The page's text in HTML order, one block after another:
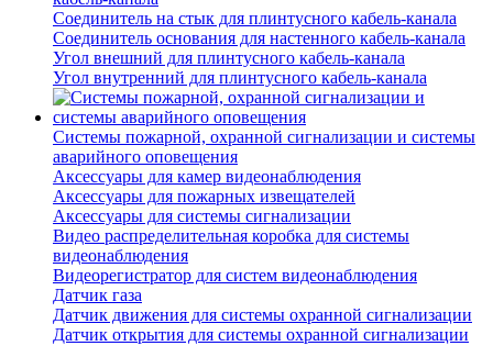
Соединитель на стык для плинтусного кабель-канала
Соединитель основания для настенного кабель-канала
Угол внешний для плинтусного кабель-канала
Угол внутренний для плинтусного кабель-канала
Системы пожарной, охранной сигнализации и системы
аварийного оповещения
Аксессуары для камер видеонаблюдения
Аксессуары для пожарных извещателей
Аксессуары для системы сигнализации
Видео распределительная коробка для системы
видеонаблюдения
Видеорегистратор для систем видеонаблюдения
Датчик газа
Датчик движения для системы охранной сигнализации
Датчик открытия для системы охранной сигнализации